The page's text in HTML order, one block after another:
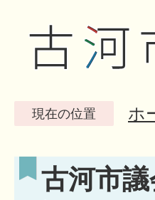
現在の位置 ホ
古河市